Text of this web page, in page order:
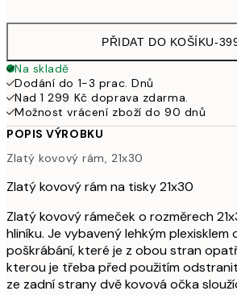
PŘIDAT DO KOŠÍKU-
Na skladě
Dodání do 1-3 prac. Dnů
Nad 1 299 Kč doprava zdarma.
Možnost vrácení zboží do 90 dnů
POPIS VÝROBKU
Zlatý kovový rám, 21x30
Zlatý kovový rám na tisky 21x30
Zlatý kovový rámeček o rozměrech
hliníku. Je vybavený lehkým
poškrábání, které je z obou stran
kterou je třeba před použitím
ze zadní strany dvě kovová očka